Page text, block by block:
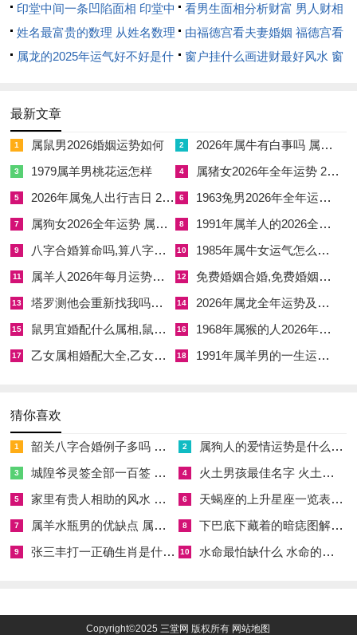
当流年气场波动，可借祥安阁九艳利贵手链增强人缘正能量，这
款手链设计融合九星连珠原理，以粉晶与金属编织，对应命理中
的「艳贵人」星，专促感情与谐与魅力提升，佩戴时它将散发温
用反馈，其能柔化口舌是非，吸引正向缘分，但需随身佩戴于腕
部，以持续激活能量。
时空方位趋避
2026年太岁方在正南，岁破方在正北，虽属狗不直接犯太岁，
但正南火旺加剧命局燥热，宜避免在此方位长期卧居或争执，不
是这样，可于正西方位摆放祥安阁鱼跃荷香摆件，因正西属金，
鱼跃荷香由汉白玉石雕双鱼荷叶，标记与合生水，能强化感情宫
的稳定与浪漫，这方位布局，结合日常行动，可形成隐形保护
网，减弱流年冲击。
个体命局细分：壬戌年柱详解
腾」之象，这暗示情感需求如潮汐起伏，需寻找坚实堤岸，以壬
水坐戌土论，本性重情却易被现实所困，当流年丙火偏财透干，
济」之路，主动调与，方得顺畅。
流月运势逐影
吉祥物缓冲；秋季申酉戌月金气渐旺，情感转趋理性，适合修复
还是假
印堂中间一条凹陷面相 印堂中
间有条线沟好不好
看男生面相分析财富 男人财相
从哪里看
姓名最富贵的数理 从姓名数理
看富豪
由福德宫看夫妻婚姻 福德宫看
配偶生肖
属龙的2025年运气好不好是什
2025年属龙人的全年运势
窗户挂什么画进财最好风水 窗
最新文章
1 属鼠男2026婚姻运势如何 2 2026年属牛有白事吗 属牛今年2026年家中有白事吗
3 1979属羊男桃花运怎样 4 属猪女2026年全年运势 2026年属猪女全年运势如何
5 2026年属兔人出行吉日 2026年1月属兔人出行吉日 6 1963兔男2026年全年运势 1963年属兔男2026全年运势
7 属狗女2026全年运势 属狗女2026年全年的运势及运程 8 1991年属羊人的2026全年运势 1991年属羊的人2026年运势及运程
9 八字合婚算命吗,算八字合婚可信吗 10 1985年属牛女运气怎么样 1985属牛女在2026年运气怎样
11 属羊人2026年每月运势分析 属羊人2026年的全年运势 12 免费婚姻合婚,免费婚姻合婚是真的吗
13 塔罗测他会重新找我吗准到爆,塔罗测试他还会找我吗 14 2026年属龙全年运势及运程
15 鼠男宜婚配什么属相,鼠男最佳配偶 16 1968年属猴的人2026年的财运 1968属猴人2026年的运气和财运
17 乙女属相婚配大全,乙女对应的是 18 1991年属羊男的一生运程 1991年属羊男一生命运怎么样
猜你喜欢
1 韶关八字合婚例子多吗 韶关八字测风水 2 属狗人的爱情运势是什么意思 属狗的人爱情观
3 城隍爷灵签全部一百签 城隍爷灵签解签大全 4 火土男孩最佳名字 火土属性的字男孩名字有哪些
5 家里有贵人相助的风水 家里有贵人是什么意思 6 天蝎座的上升星座一览表 天蝎座的上升星座查询
7 属羊水瓶男的优缺点 属羊水瓶座男生性格爱情观 8 下巴底下藏着的暗痣图解 下巴尖底下有痣代表什么
9 张三丰打一正确生肖是什么意思 张三丰是指什么生肖 10 水命最怕缺什么 水命的人忌什么
Copyright©2025 三堂网 版权所有 网站地图